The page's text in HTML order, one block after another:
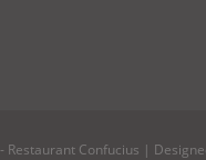
Restaurant Confucius |